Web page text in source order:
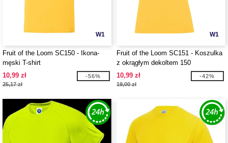
W1
Fruit of the Loom SC150 - Ikona-
męski T-shirt
10,99 zł
25,17 zł
-56%
W1
Fruit of the Loom SC151 - Koszulka
z okrągłym dekoltem 150
10,99 zł
19,00 zł
-42%